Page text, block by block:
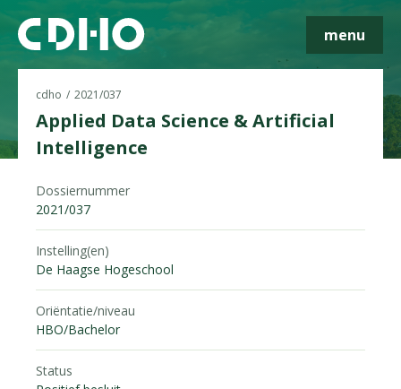
menu
cdho 2021/037
Applied Data Science & Artificial
Intelligence
Dossiernummer
2021/037
Instelling(en)
De Haagse Hogeschool
Oriëntatie/niveau
HBO/Bachelor
Status